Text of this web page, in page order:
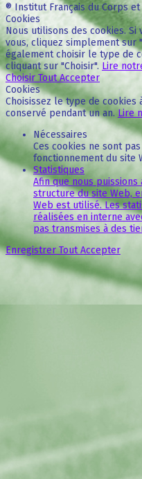
® Institut Français du Corps
Cookies
Nous utilisons des cookies.
vous, cliquez simplement sur
également choisir le type de
cliquant sur "Choisir". Lire
Choisir Tout Accepter
Cookies
Choisissez le type de cookies
conservé pendant un an. Lire
Nécessaires
Ces cookies ne sont
fonctionnement du site
Statistiques
Afin que nous
structure du site Web,
Web est utilisé. Les
réalisées en interne
pas transmises à des
EnregistrerTout Accepter